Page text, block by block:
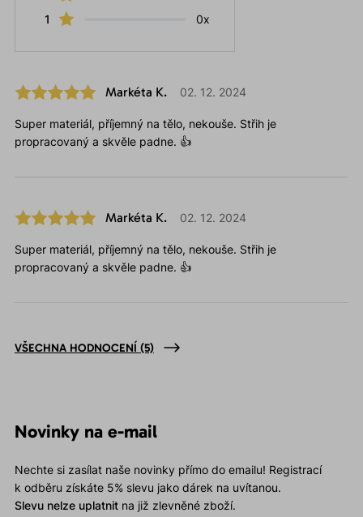
1
0x
Markéta K. 02. 12. 2024
Super materiál, příjemný na tělo, nekouše. Střih je
propracovaný a skvěle padne. 👍
Markéta K. 02. 12. 2024
Super materiál, příjemný na tělo, nekouše. Střih je
propracovaný a skvěle padne. 👍
VŠECHNA HODNOCENÍ (5)
Novinky na e-mail
Nechte si zasílat naše novinky přímo do emailu! Registrací
k odběru získáte 5% slevu jako dárek na uvítanou.
Slevu nelze uplatnitna již zlevněné zboží.